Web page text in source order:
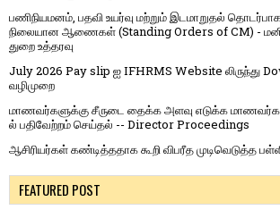
பணிநியமனம், பதவி உயர்வு மற்றும் இடமாறுதல்
நிலையான ஆணைகள் (Standing Orders of CM) -
துறை உத்தரவு
July 2026 Pay slip ஐ IFHRMS Website லிருந்து
வழிமுறை
மாணவர்களுக்கு சீருடை தைக்க அளவு எடுக்க
ல் பதிவேற்றம் செய்தல் -- Director Proceedings
ஆசிரியர்கள் கண்டித்ததாக கூறி விபரீத முடிவெடுத்த
FEATURED POST